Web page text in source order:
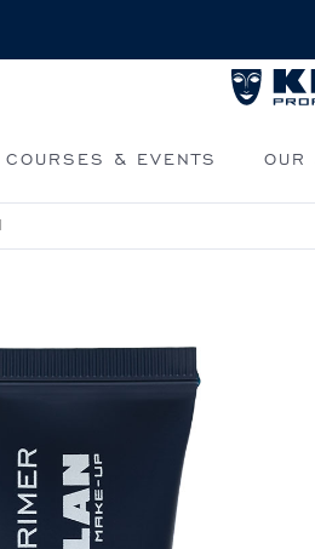
COURSES & EVENTS OUR